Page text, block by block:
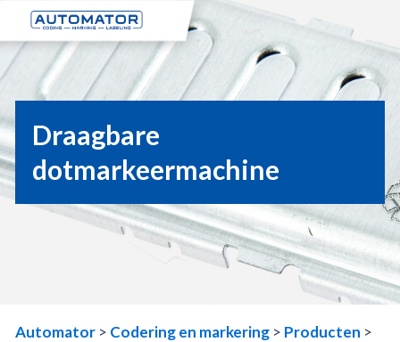
Draagbare
dotmarkeermachine
Automator > Codering en markering > Producten >